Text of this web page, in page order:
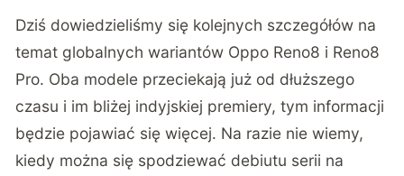
Dziś dowiedzieliśmy się kolejnych szczegółów na
temat globalnych wariantów Oppo Reno8 i Reno8
Pro. Oba modele przeciekają już od dłuższego
czasu i im bliżej indyjskiej premiery, tym informacji
będzie pojawiać się więcej. Na razie nie wiemy,
kiedy można się spodziewać debiutu serii na